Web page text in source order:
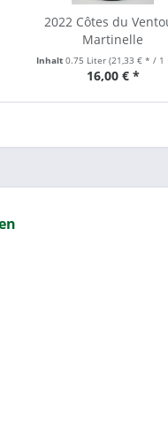
2022 Côtes du
Martinelle
Inhalt0.75 Liter(21,33 € * / 1
16,00 € *